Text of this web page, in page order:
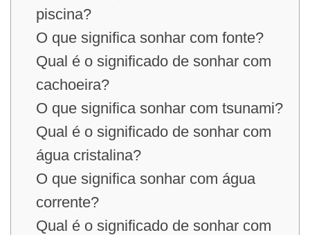
piscina?
O que significa sonhar com fonte?
Qual é o significado de sonhar com
cachoeira?
O que significa sonhar com tsunami?
Qual é o significado de sonhar com
água cristalina?
O que significa sonhar com água
corrente?
Qual é o significado de sonhar com